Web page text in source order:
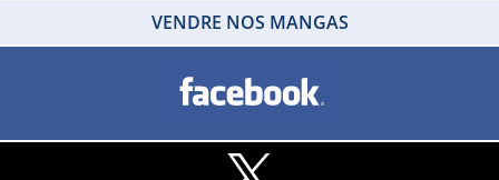
VENDRE NOS MANGAS